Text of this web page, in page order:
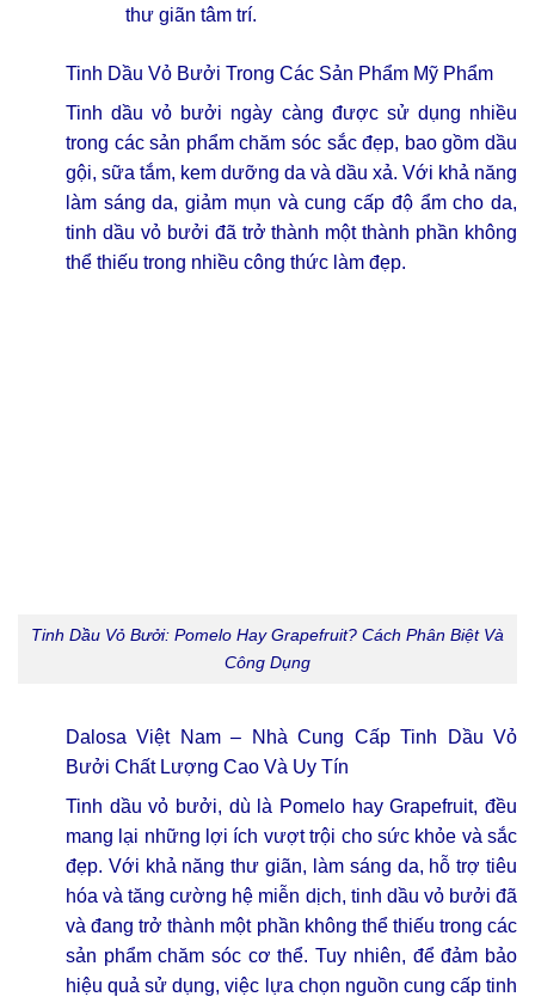
thư giãn tâm trí.
Tinh Dầu Vỏ Bưởi Trong Các Sản Phẩm Mỹ Phẩm
Tinh dầu vỏ bưởi ngày càng được sử dụng nhiều
trong các sản phẩm chăm sóc sắc đẹp, bao gồm dầu
gội, sữa tắm, kem dưỡng da và dầu xả. Với khả năng
làm sáng da, giảm mụn và cung cấp độ ẩm cho da,
tinh dầu vỏ bưởi đã trở thành một thành phần không
thể thiếu trong nhiều công thức làm đẹp.
Tinh Dầu Vỏ Bưởi: Pomelo Hay Grapefruit? Cách Phân Biệt Và
Công Dụng
Dalosa Việt Nam – Nhà Cung Cấp Tinh Dầu Vỏ
Bưởi Chất Lượng Cao Và Uy Tín
Tinh dầu vỏ bưởi, dù là Pomelo hay Grapefruit, đều
mang lại những lợi ích vượt trội cho sức khỏe và sắc
đẹp. Với khả năng thư giãn, làm sáng da, hỗ trợ tiêu
hóa và tăng cường hệ miễn dịch, tinh dầu vỏ bưởi đã
và đang trở thành một phần không thể thiếu trong các
sản phẩm chăm sóc cơ thể. Tuy nhiên, để đảm bảo
hiệu quả sử dụng, việc lựa chọn nguồn cung cấp tinh